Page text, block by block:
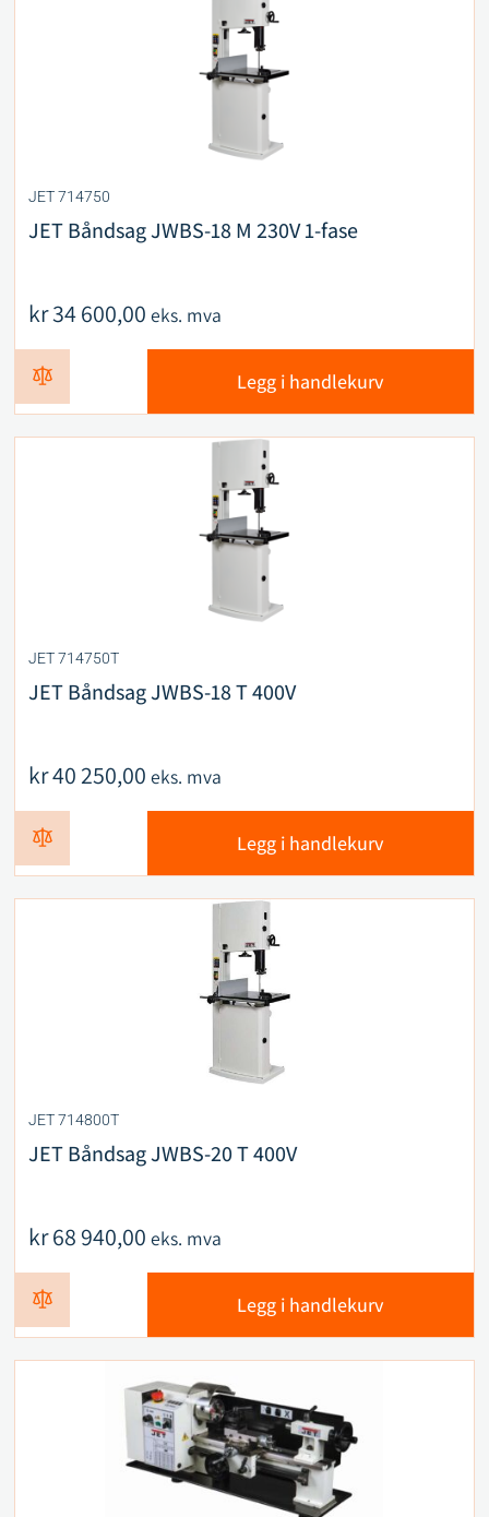
JET 714750
JET Båndsag JWBS-18 M 230V 1-fase
kr34 600,00 eks. mva
Legg i handlekurv
JET 714750T
JET Båndsag JWBS-18 T 400V
kr40 250,00 eks. mva
Legg i handlekurv
JET 714800T
JET Båndsag JWBS-20 T 400V
kr68 940,00 eks. mva
Legg i handlekurv